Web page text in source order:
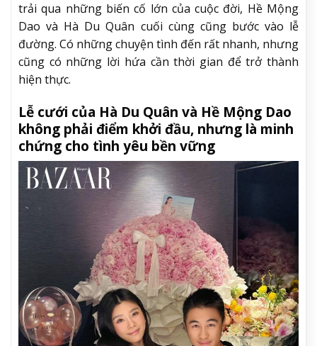
trải qua những biến cố lớn của cuộc đời, Hề Mộng
Dao và Hà Du Quân cuối cùng cũng bước vào lễ
đường. Có những chuyện tình đến rất nhanh, nhưng
cũng có những lời hứa cần thời gian để trở thành
hiện thực.
Lễ cưới của Hà Du Quân và Hề Mộng Dao
không phải điểm khởi đầu, nhưng là minh
chứng cho tình yêu bền vững